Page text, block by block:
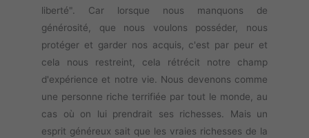
liberté". Car lorsque nous manquons de
générosité, que nous voulons posséder, nous
protéger et garder nos acquis, c'est par peur et
cela nous restreint, cela rétrécit notre champ
d'expérience et notre vie. Nous devenons comme
une personne riche terrifiée par tout le monde, au
cas où on lui prendrait ses richesses. Mais un
esprit généreux sait que les vraies richesses de la